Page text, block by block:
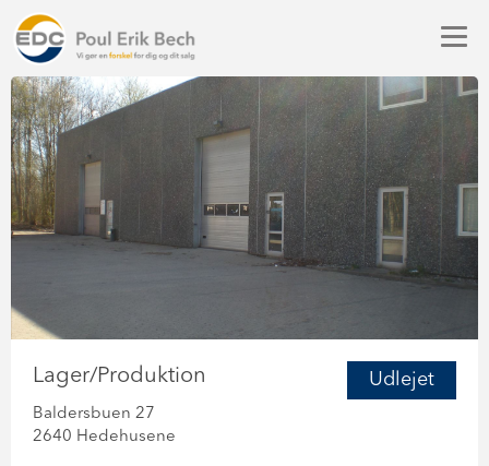
Udlejet
Lager/Produktion
Baldersbuen 27
2640 Hedehusene